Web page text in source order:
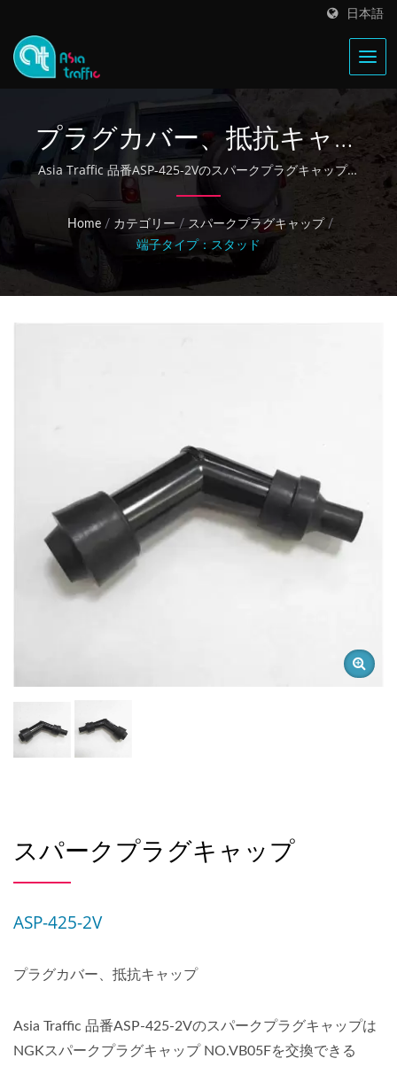
日本語
プラグカバー、抵抗キャッ
プ
Asia Traffic 品番ASP-425-2Vのスパークプラグキャップは
NGKスパークプラグキャップ NO.VB05Fを交換できる
Home / カテゴリー / スパークプラグキャップ /
端子タイプ：スタッド
スパークプラグキャップ
ASP-425-2V
プラグカバー、抵抗キャップ
Asia Traffic 品番ASP-425-2Vのスパークプラグキャップは
NGKスパークプラグキャップ NO.VB05Fを交換できる